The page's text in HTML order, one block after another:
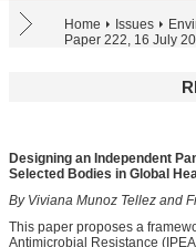
Home Issues
Paper 222, 16 July
Designing an Independent
Selected Bodies in Global
By Viviana Munoz Tellez and
This paper proposes a
Antimicrobial Resistance